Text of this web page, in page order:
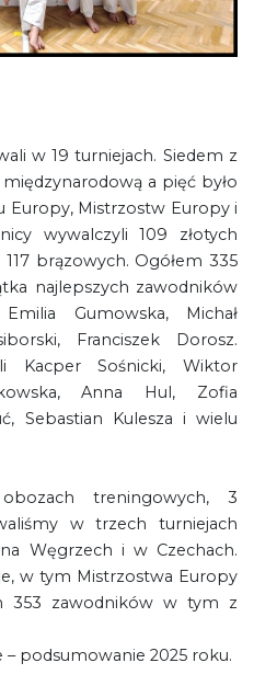
w 19 turniejach. Siedem z
a pięć było
Europy, Mistrzostw Europy i
wywalczyli 109 złotych
brązowych. Ogółem 335
najlepszych zawodników
Gumowska, Michał
Franciszek Dorosz.
Kacper Sośnicki, Wiktor
Anna Hul, Zofia
Sebastian Kulesza i wielu
treningowych, 3
w trzech turniejach
Węgrzech i w Czechach.
w tym Mistrzostwa Europy
353 zawodników w tym z
– podsumowanie 2025 roku.